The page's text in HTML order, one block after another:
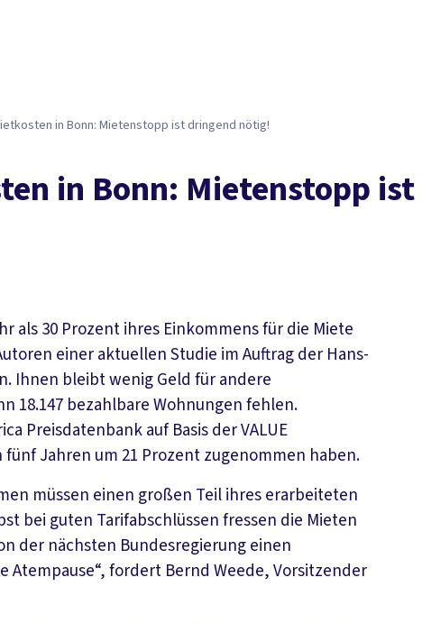
in Bonn: Mietenstopp ist dringend nötig!
in Bonn: Mietenstopp
als 30 Prozent ihres Einkommens für die Miete
einer aktuellen Studie im Auftrag der Hans-
Ihnen bleibt wenig Geld für andere
18.147 bezahlbare Wohnungen fehlen.
Preisdatenbank auf Basis der VALUE
Jahren um 21 Prozent zugenommen haben.
müssen einen großen Teil ihres erarbeiteten
bei guten Tarifabschlüssen fressen die Mieten
der nächsten Bundesregierung einen
Atempause“, fordert Bernd Weede, Vorsitzender